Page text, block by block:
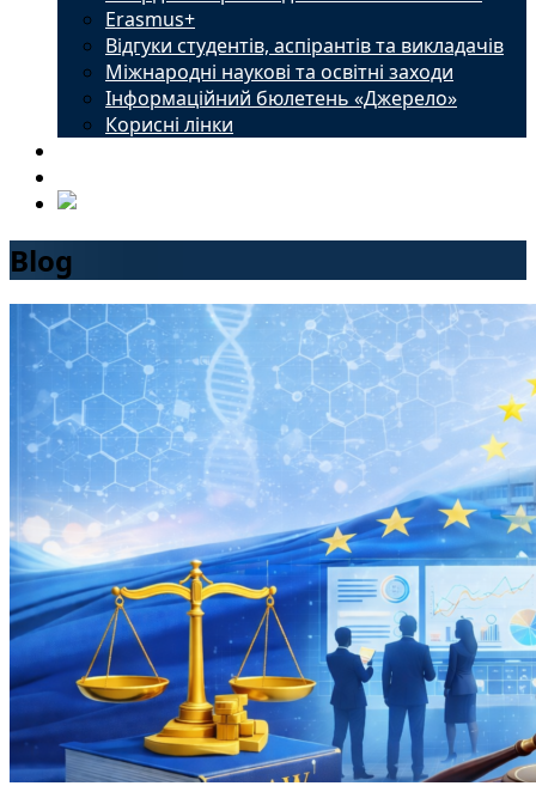
Erasmus+
Відгуки студентів, аспірантів та викладачів
Міжнародні наукові та освітні заходи
Інформаційний бюлетень «Джерело»
Корисні лінки
Blog